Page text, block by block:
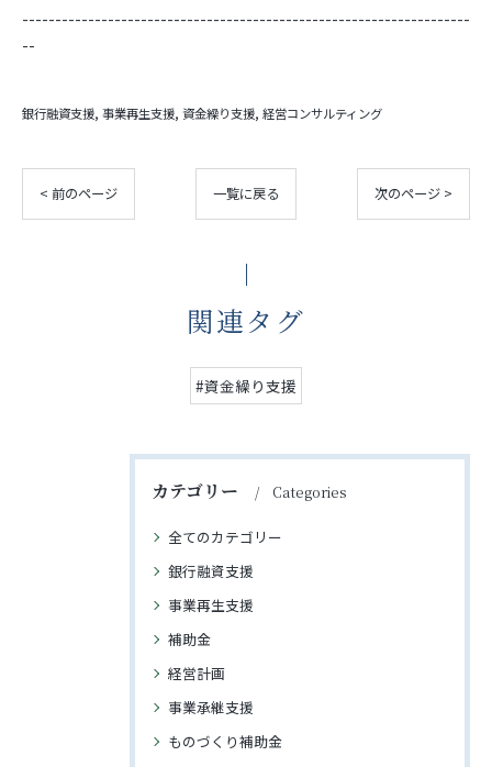
--------------------------------------------------------------------
--
銀行融資支援 事業再生支援 資金繰り支援 経営コンサルティング
< 前のページ 一覧に戻る 次のページ >
関連タグ
#資金繰り支援
カテゴリー Categories
全てのカテゴリー
銀行融資支援
事業再生支援
補助金
経営計画
事業承継支援
ものづくり補助金